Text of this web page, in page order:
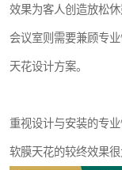
效果为客人创造放松休
会议室则需要兼顾专
天花设计方案。
重视设计与安装的专
软膜天花的较终效果